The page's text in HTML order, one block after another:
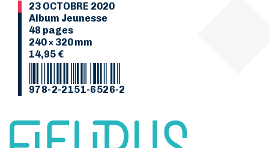
23 OCTOBRE 2020
Album Jeunesse
48 pages
240 × 320 mm
14,95 €
978-2-2151-6526-2